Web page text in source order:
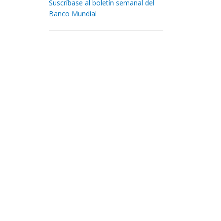
Suscríbase al boletín semanal del
Banco Mundial